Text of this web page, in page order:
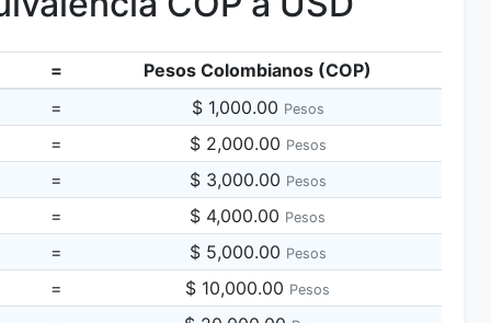
=
Pesos Colombianos (COP)
=
$ 1,000.00 Pesos
= $ 2,000.00 Pesos
= $ 3,000.00 Pesos
= $ 4,000.00 Pesos
= $ 5,000.00 Pesos
= $ 10,000.00 Pesos